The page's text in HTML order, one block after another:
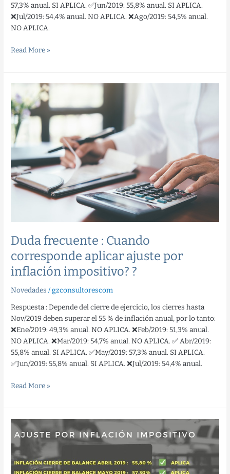
57,3% anual. SI APLICA. ✅Jun/2019: 55,8% anual. SI APLICA.
❌Jul/2019: 54,4% anual. NO APLICA. ❌Ago/2019: 54,5% anual.
NO APLICA.
Read More »
Duda frecuente : Cuando
corresponde aplicar ajuste por
inflación impositivo? ?
Novedades /gzconsultorescom
Respuesta : Depende del cierre de ejercicio, los cierres hasta
Nov/2019 deben superar el 55 % de inflación anual, por lo tanto:
❌Ene/2019: 49,3% anual. NO APLICA. ❌Feb/2019: 51,3% anual.
NO APLICA. ❌Mar/2019: 54,7% anual. NO APLICA. ✅ Abr/2019:
55,8% anual. SI APLICA. ✅May/2019: 57,3% anual. SI APLICA.
✅Jun/2019: 55,8% anual. SI APLICA. ❌Jul/2019: 54,4% anual.
frecuente
:
Cuando
corresponde
aplicar
ajuste
por
inflación
impositivo?
Read More »
?
Ajuste
por
inflación
impositivo